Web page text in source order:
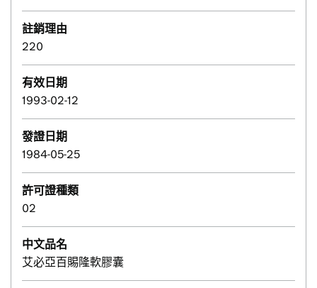
註銷理由
220
有效日期
1993-02-12
發證日期
1984-05-25
許可證種類
02
中文品名
艾必亞百賜隆軟膠囊